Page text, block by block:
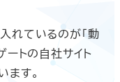
れているのが「動
ートの自社サイト
す。